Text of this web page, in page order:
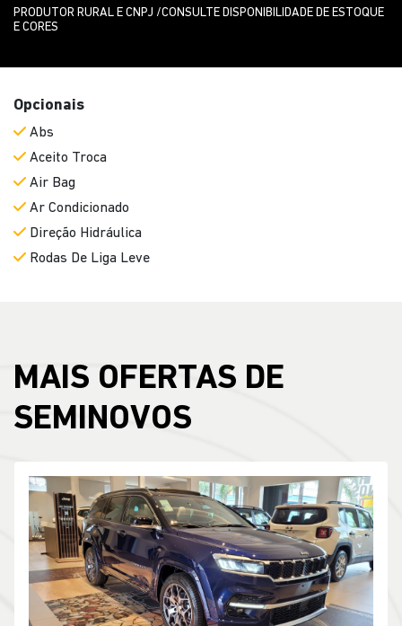
PRODUTOR RURAL E CNPJ /CONSULTE DISPONIBILIDADE DE ESTOQUE
E CORES
Opcionais
Abs
Aceito Troca
Air Bag
Ar Condicionado
Direção Hidráulica
Rodas De Liga Leve
MAIS OFERTAS DE
SEMINOVOS